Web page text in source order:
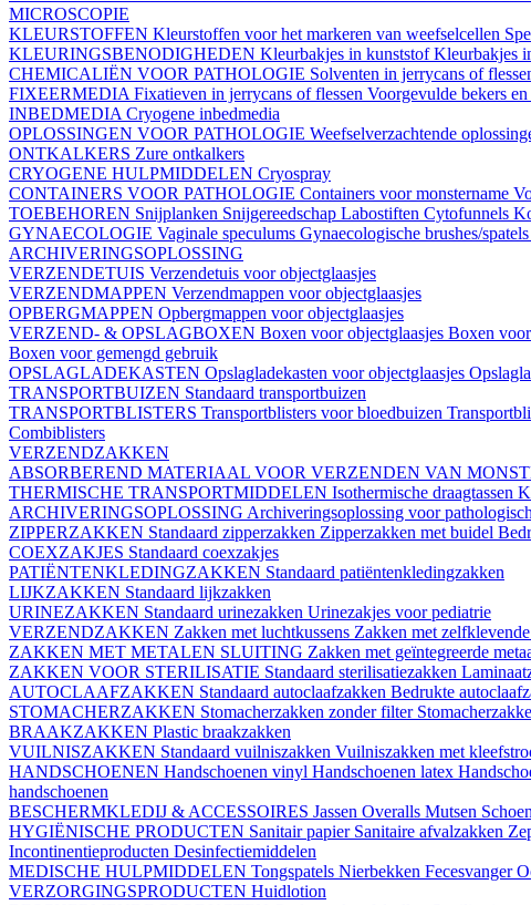
MICROSCOPIE
KLEURSTOFFEN Kleurstoffen voor het markeren van weefselcellen
KLEURINGSBENODIGHEDEN Kleurbakjes in kunststofKleurbakjes
CHEMICALIËN VOOR PATHOLOGIE Solventen in jerrycans of
FIXEERMEDIA Fixatieven in jerrycans of flessen Voorgevulde bekers
INBEDMEDIA Cryogene inbedmedia
OPLOSSINGEN VOOR PATHOLOGIE Weefselverzachtende
ONTKALKERS Zure ontkalkers
CRYOGENE HULPMIDDELEN Cryospray
CONTAINERS VOOR PATHOLOGIE Containers voor monstername
TOEBEHOREN Snijplanken Snijgereedschap Labostiften Cytofunnels
GYNAECOLOGIE Vaginale speculums Gynaecologische brushes/spatels
ARCHIVERINGSOPLOSSING
VERZENDETUIS Verzendetuis voor objectglaasjes
VERZENDMAPPEN Verzendmappen voor objectglaasjes
OPBERGMAPPEN Opbergmappen voor objectglaasjes
VERZEND- & OPSLAGBOXEN Boxen voor objectglaasjes Boxen
Boxen voor gemengd gebruik
OPSLAGLADEKASTEN Opslagladekasten voor objectglaasjes
TRANSPORTBUIZEN Standaard transportbuizen
TRANSPORTBLISTERS Transportblisters voor bloedbuizen
Combiblisters
VERZENDZAKKEN
ABSORBEREND MATERIAAL VOOR VERZENDEN VAN
THERMISCHE TRANSPORTMIDDELEN Isothermische draagtassen
ARCHIVERINGSOPLOSSING Archiveringsoplossing voor
ZIPPERZAKKEN Standaard zipperzakken Zipperzakken met buidel
COEXZAKJES Standaard coexzakjes
PATIËNTENKLEDINGZAKKEN Standaard patiëntenkledingzakken
LIJKZAKKEN Standaard lijkzakken
URINEZAKKEN Standaard urinezakken Urinezakjes voor pediatrie
VERZENDZAKKEN Zakken met luchtkussens Zakken met
ZAKKEN MET METALEN SLUITING Zakken met geïntegreerde
ZAKKEN VOOR STERILISATIE Standaard sterilisatiezakken
AUTOCLAAFZAKKEN Standaard autoclaafzakken Bedrukte
STOMACHERZAKKEN Stomacherzakken zonder filter
BRAAKZAKKEN Plastic braakzakken
VUILNISZAKKEN Standaard vuilniszakken Vuilniszakken met
HANDSCHOENEN Handschoenen vinyl Handschoenen latex
handschoenen
BESCHERMKLEDIJ & ACCESSOIRES Jassen Overalls Mutsen
HYGIËNISCHE PRODUCTEN Sanitair papier Sanitaire afvalzakken
Incontinentieproducten Desinfectiemiddelen
MEDISCHE HULPMIDDELEN Tongspatels Nierbekken Fecesvanger
VERZORGINGSPRODUCTEN Huidlotion